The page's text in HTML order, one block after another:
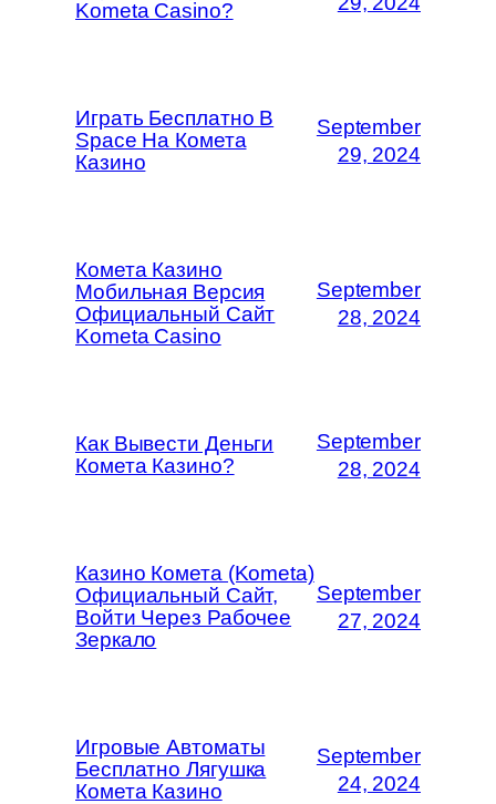
Kometa Casino?
Играть Бесплатно В
Space На Комета
Казино
September
29, 2024
Комета Казино
Мобильная Версия
Официальный Сайт
Kometa Casino
September
28, 2024
Как Вывести Деньги
Комета Казино?
September
28, 2024
Казино Комета (Kometa)
Официальный Сайт,
Войти Через Рабочее
Зеркало
September
27, 2024
Игровые Автоматы
Бесплатно Лягушка
Комета Казино
September
24, 2024